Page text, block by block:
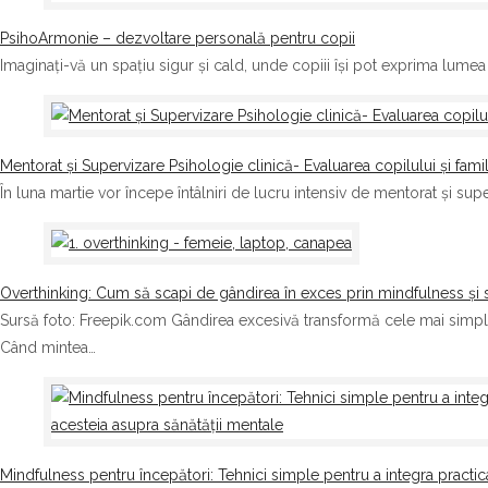
PsihoArmonie – dezvoltare personală pentru copii
Imaginați-vă un spațiu sigur și cald, unde copiii își pot exprima
Mentorat și Supervizare Psihologie clinică- Evaluarea copilului și
În luna martie vor începe întâlniri de lucru intensiv de mentorat și
Overthinking: Cum să scapi de gândirea în exces prin mindfulness și
Sursă foto: Freepik.com Gândirea excesivă transformă cele mai
Când mintea…
Mindfulness pentru începători: Tehnici simple pentru a integra